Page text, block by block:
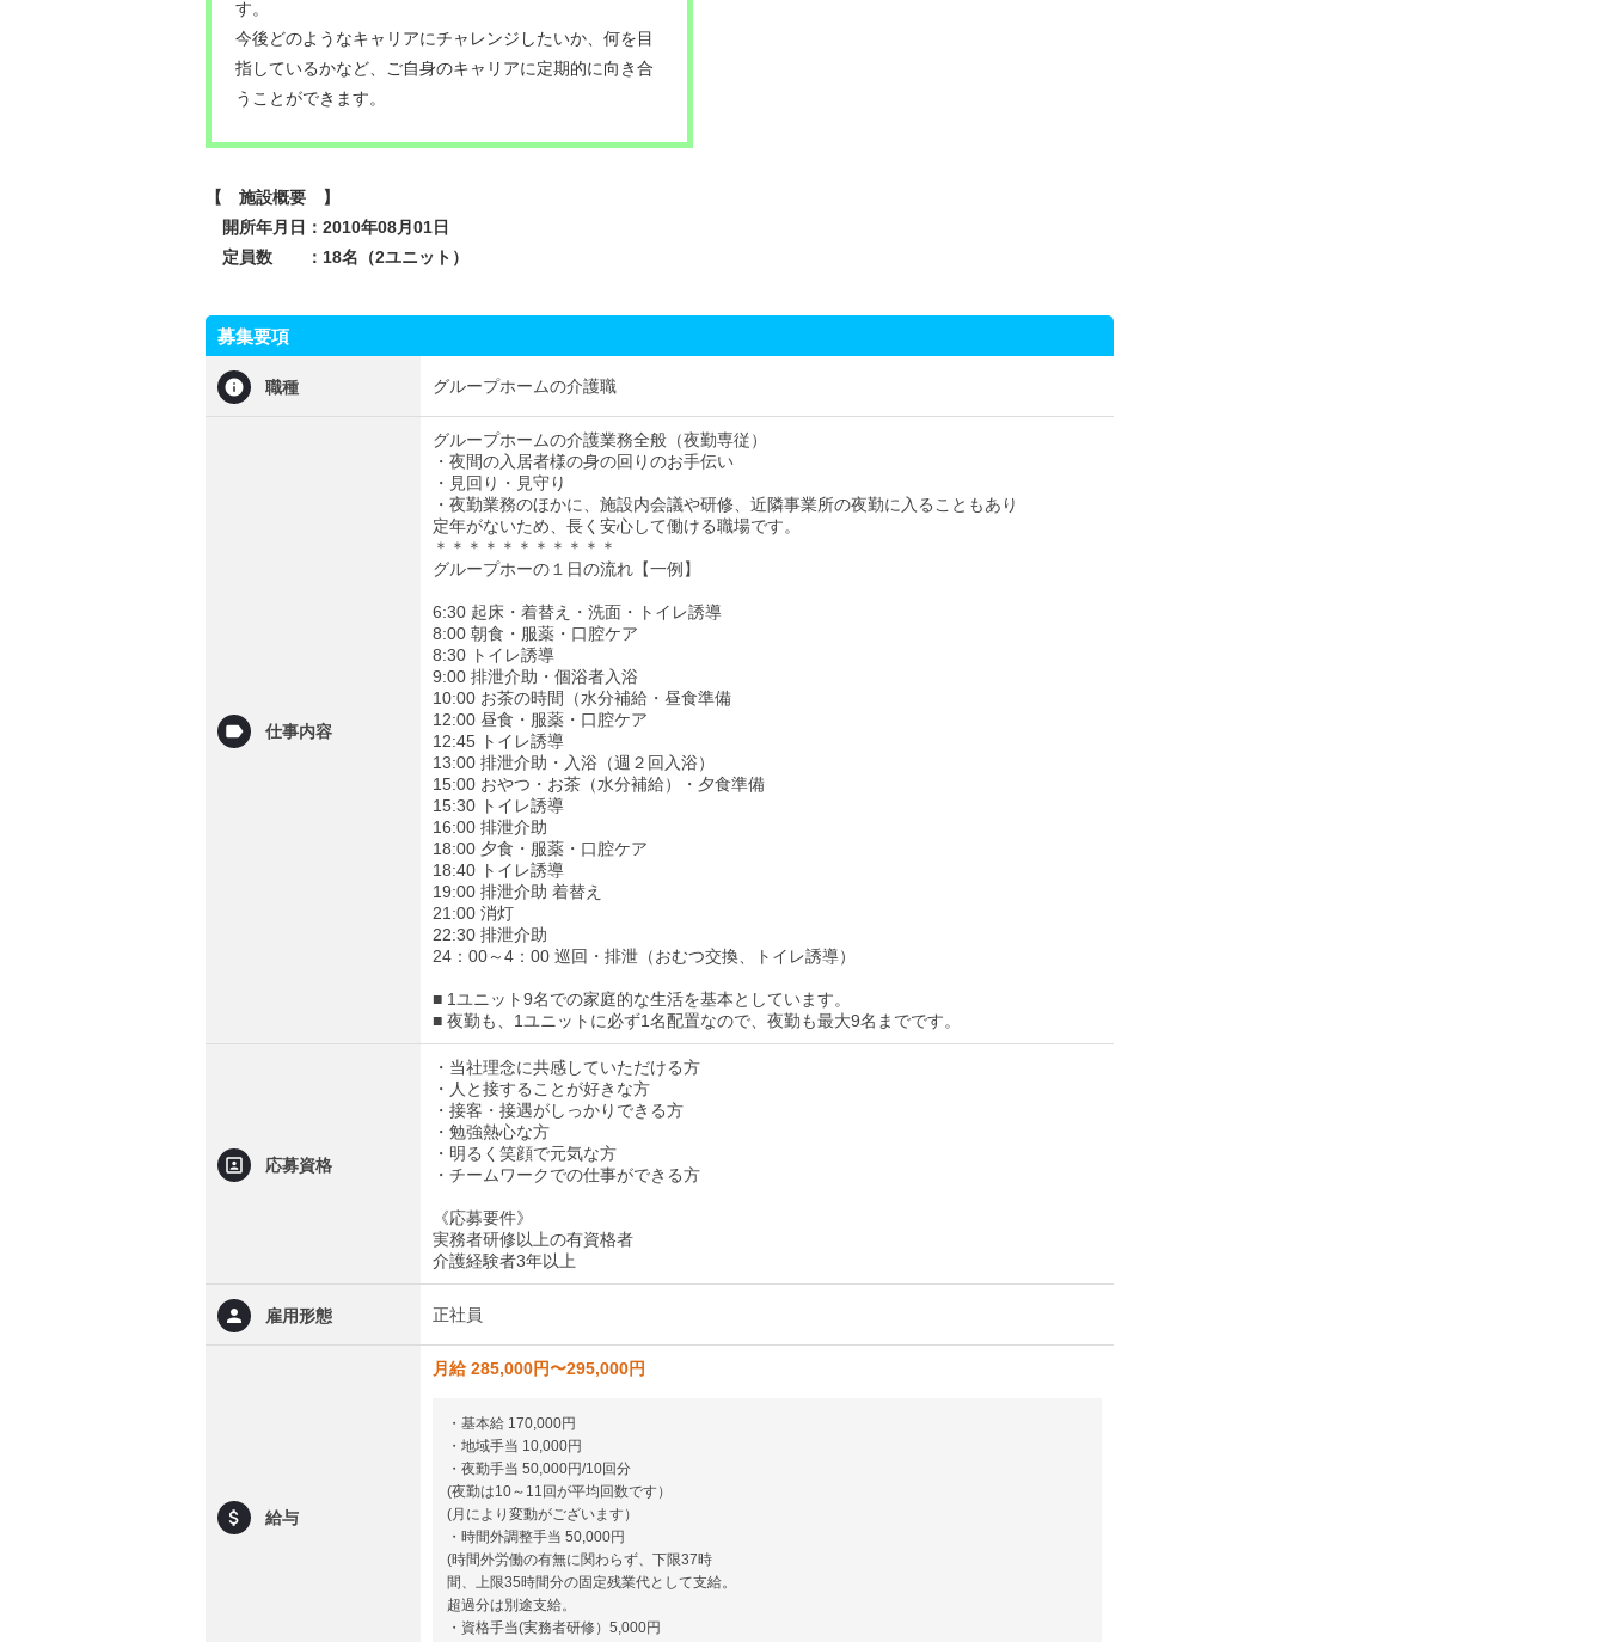
す。
今後どのようなキャリアにチャレンジしたいか、何を目
指しているかなど、ご自身のキャリアに定期的に向き合
うことができます。
【 施設概要 】
開所年月日：2010年08月01日
定員数 ：18名（2ユニット）
募集要項
職種 グループホームの介護職
仕事内容
グループホームの介護業務全般（夜勤専従）
・夜間の入居者様の身の回りのお手伝い
・見回り・見守り
・夜勤業務のほかに、施設内会議や研修、近隣事業所の夜勤に入ることもあり
定年がないため、長く安心して働ける職場です。
＊＊＊＊＊＊＊＊＊＊＊
グループホーの１日の流れ【一例】
6:30 起床・着替え・洗面・トイレ誘導
8:00 朝食・服薬・口腔ケア
8:30 トイレ誘導
9:00 排泄介助・個浴者入浴
10:00 お茶の時間（水分補給・昼食準備
12:00 昼食・服薬・口腔ケア
12:45 トイレ誘導
13:00 排泄介助・入浴（週２回入浴）
15:00 おやつ・お茶（水分補給）・夕食準備
15:30 トイレ誘導
16:00 排泄介助
18:00 夕食・服薬・口腔ケア
18:40 トイレ誘導
19:00 排泄介助 着替え
21:00 消灯
22:30 排泄介助
24：00～4：00 巡回・排泄（おむつ交換、トイレ誘導）
■ 1ユニット9名での家庭的な生活を基本としています。
■ 夜勤も、1ユニットに必ず1名配置なので、夜勤も最大9名までです。
応募資格
・当社理念に共感していただける方
・人と接することが好きな方
・接客・接遇がしっかりできる方
・勉強熱心な方
・明るく笑顔で元気な方
・チームワークでの仕事ができる方
《応募要件》
実務者研修以上の有資格者
介護経験者3年以上
雇用形態 正社員
給与
月給 285,000円〜295,000円
・基本給 170,000円
・地域手当 10,000円
・夜勤手当 50,000円/10回分
(夜勤は10～11回が平均回数です）
(月により変動がございます）
・時間外調整手当 50,000円
(時間外労働の有無に関わらず、下限37時
間、上限35時間分の固定残業代として支給。
超過分は別途支給。
・資格手当(実務者研修）5,000円